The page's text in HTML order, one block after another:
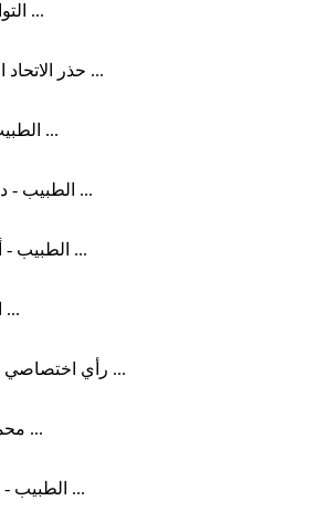
التواصل هو الوسيلة التي يحتاجها البشر للتعبير عن كل مايجول بداخلهم ويرتسم في بواطنهم ولكن ...
حذر الاتحاد العالمي للسمنة في تقريره الأخير، المنشور يوم الخميس 2 مارس، من أن أكثر من نصف سكان ...
الطبيب - متابعات: *النوم على أحد الجوانب باستمرار، حيث عندما تنام على الجانب يدفعك لفتح فمك ...
الطبيب - دبي: أظهر التقرير الإحصائي السنوي الصادر عن هيئة الصحة بدبي للعام 2021، الذي أشار إلى أن ...
الطبيب - أبو ظبي: أصبحت دائرة الصحة – أبوظبي أول جهة تنظيمية في قطاع الرعاية الصحية تتعاون مع ...
الطبيب - متابعات: إذا كنت تعاني من سيلان الأنف، فمن المحتمل أنه ناتج عن التهاب الأنف، وهو ...
الطبيب - متابعات: نشرت صحيفة The sun رأي اختصاصي التغذية الدكتور ريتشارد أليسون عن بعض الخرافات ...
محمد داوود- جدة: أوضح استشاري المسالك البولية وزراعة الكُلى الدكتور رضا محمود متبولي ، أن ...
الطبيب - متابعات: أفادت مصادر في مدينة نيويورك بأنه تم العثور على الفيروس المسبب لشلل الأطفال ...